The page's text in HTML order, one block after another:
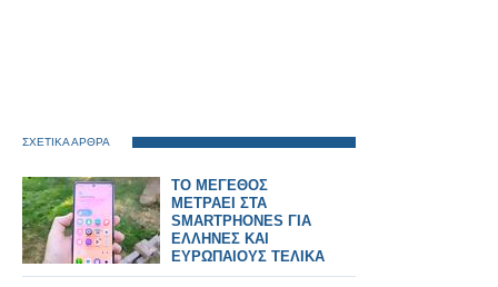
ΣΧΕΤΙΚΑ ΑΡΘΡΑ
ΤΟ ΜΕΓΕΘΟΣ
ΜΕΤΡΑΕΙ ΣΤΑ
SMARTPHONES ΓΙΑ
ΕΛΛΗΝΕΣ ΚΑΙ
ΕΥΡΩΠΑΙΟΥΣ ΤΕΛΙΚΑ